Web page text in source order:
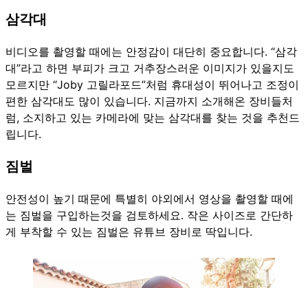
삼각대
비디오를 촬영할 때에는 안정감이 대단히 중요합니다. “삼각
대”라고 하면 부피가 크고 거추장스러운 이미지가 있을지도
모르지만 “Joby 고릴라포드”처럼 휴대성이 뛰어나고 조정이
편한 삼각대도 많이 있습니다. 지금까지 소개해온 장비들처
럼, 소지하고 있는 카메라에 맞는 삼각대를 찾는 것을 추천드
립니다.
짐벌
안전성이 높기 때문에 특별히 야외에서 영상을 촬영할 때에
는 짐벌을 구입하는것을 검토하세요. 작은 사이즈로 간단하
게 부착할 수 있는 짐벌은 유튜브 장비로 딱입니다.